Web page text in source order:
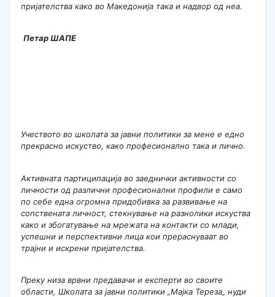
пријателства како во Македонија така и надвор од неа.
Петар ШАПЕ
Учеството во школата за јавни политики за мене е едно
прекрасно искуство, како професионално така и лично.
Активната партиципација во заеднички активности со
личности од различни професионални профили е само
по себе една огромна придобивка за развивање на
сопствената личност, стекнување на разнолики искуства
како и збогатување на мрежата на контакти со млади,
успешни и перспективни лица кои прераснуваат во
трајни и искрени пријателства.
Преку низа врвни предавачи и експерти во своите
области, Школата за јавни политики „Мајка Тереза„ нуди